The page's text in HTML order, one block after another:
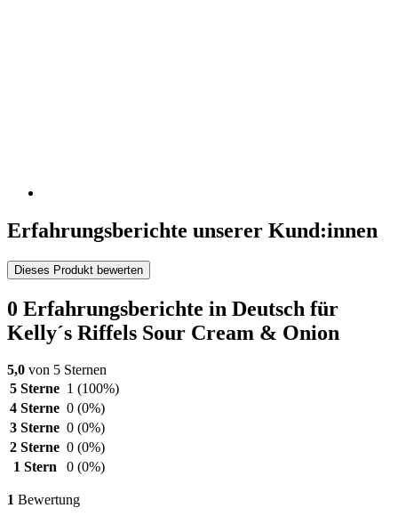
Erfahrungsberichte unserer Kund:innen
Dieses Produkt bewerten
0 Erfahrungsberichte in Deutsch für
Kelly´s Riffels Sour Cream & Onion
5,0 von 5 Sternen
5 Sterne 1 (100%)
4 Sterne 0 (0%)
3 Sterne 0 (0%)
2 Sterne 0 (0%)
1 Stern
0 (0%)
1 Bewertung